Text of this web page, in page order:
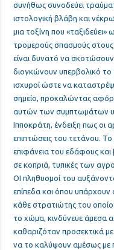
συνήθως συνοδεύει
ιστολογική βλάβη και
μια τοξίνη που
τρομερούς σπασμούς στους
είναι δυνατό να
διογκώνουν υπερβολικό το
ισχυροί ώστε να
σημείο, προκαλώντας
αυτών των συμπτωμάτων
Ιπποκράτη, ένδειξη πως οι
επιπτώσεις του τετάνου.
επιφάνεια του εδάφους και
σε κοπριά, τυπικές των
ΟΙ πληθυσμοί του
επίπεδα και όπου
κάθε στρατιώτης του
το χώμα, κινδύνευε άμεσα
καθαριζόταν προσεκτικά
να το καλύψουν αμέσως με